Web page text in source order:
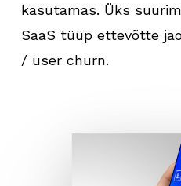
kasutamas. Üks
SaaS tüüp ettevõtte
/ user churn.